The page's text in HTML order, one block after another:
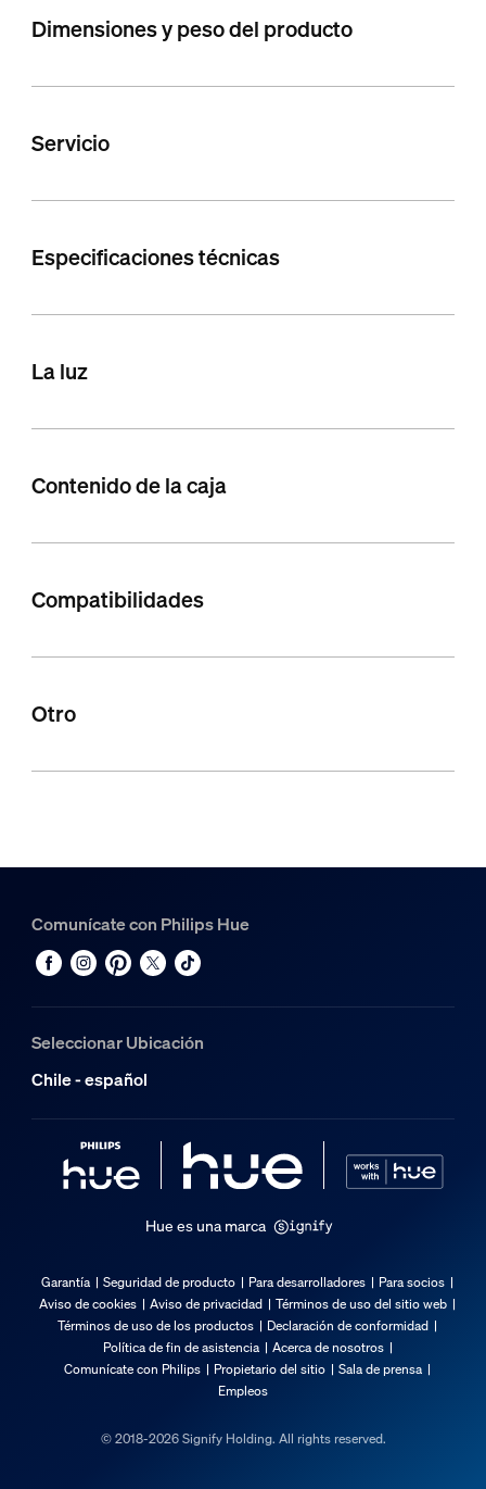
Dimensiones y peso del producto
Servicio
Especificaciones técnicas
La luz
Contenido de la caja
Compatibilidades
Otro
Comunícate con Philips Hue
Seleccionar Ubicación
Chile - español
Hue es una marca
Garantía Seguridad de producto Para desarrolladores
Para socios
Aviso de cookies
Aviso de privacidad
Términos de uso del sitio web
Términos de uso de los productos
Declaración de conformidad
Política de fin de asistencia
Acerca de nosotros
Comunícate con Philips
Propietario del sitio
Sala de prensa
Empleos
© 2018-2026 Signify Holding. All rights reserved.